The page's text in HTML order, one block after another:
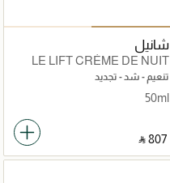
شانيل
LE LIFT CRÈME DE NUIT
تنعيم - شد - تجديد
50ml
‎ ⃁ ⁦807⁩ ‎